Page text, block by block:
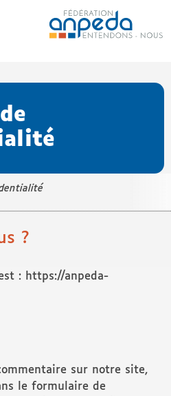
?
: https://anpeda-
sur notre site,
le formulaire de